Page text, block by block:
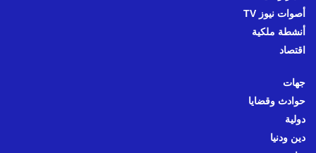
أصوات نيوز TV
أنشطة ملكية
اقتصاد
جهات
حوادث وقضايا
دولية
دين ودنيا